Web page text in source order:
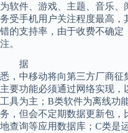
为软件、游戏、主题、音乐
务受手机用户关注程度最高
错的支持率，由于收费不确
注。
据
悉，中移动将向第三方厂商
主要功能必须通过网络实现
工具为主；B类软件为离线功
务，但会不定期数据更新包
地查询等应用数据库；C类是